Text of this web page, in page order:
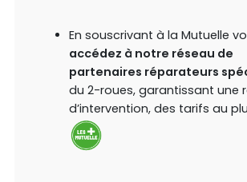
En souscrivant à la Mutuelle
accédez à notre réseau de
partenaires réparateurs
du 2-roues, garantissant une
d’intervention, des tarifs au